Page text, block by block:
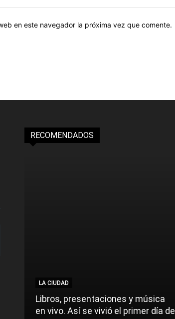
en este navegador la próxima vez que comente.
RECOMENDADOS
LA CIUDAD
Libros, presentaciones y música
en vivo. Así se vivió el primer día de